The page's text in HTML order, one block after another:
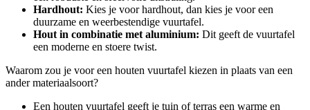
Hardhout: Kies je voor hardhout, dan kies je voor een
duurzame en weerbestendige vuurtafel.
Hout in combinatie met aluminium: Dit geeft de vuurtafel
een moderne en stoere twist.
Waarom zou je voor een houten vuurtafel kiezen in plaats van een
ander materiaalsoort?
Een houten vuurtafel geeft je tuin of terras een warme en